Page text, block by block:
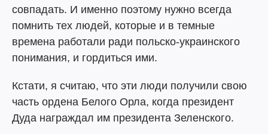
совпадать. И именно поэтому нужно всегда
помнить тех людей, которые и в темные
времена работали ради польско-украинского
понимания, и гордиться ими.
Кстати, я считаю, что эти люди получили свою
часть ордена Белого Орла, когда президент
Дуда награждал им президента Зеленского.